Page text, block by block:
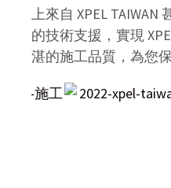
上來自 XPEL TAIWAN
的技術支援，實現
湛的施工品質，為您